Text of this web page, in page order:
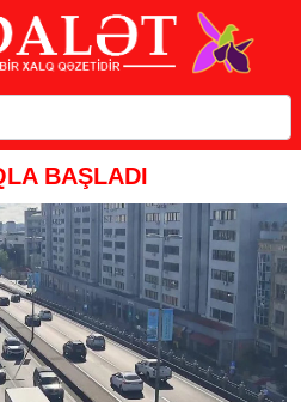
BAŞLADI